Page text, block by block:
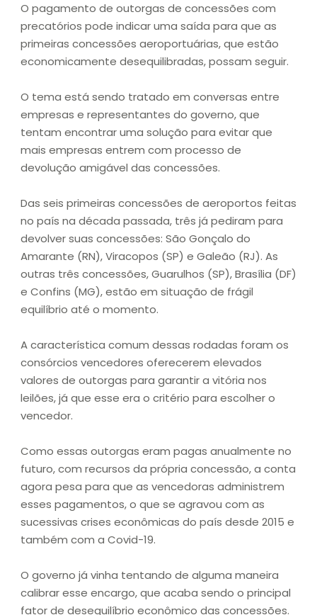
O pagamento de outorgas de concessões com
precatórios pode indicar uma saída para que as
primeiras concessões aeroportuárias, que estão
economicamente desequilibradas, possam seguir.
O tema está sendo tratado em conversas entre
empresas e representantes do governo, que
tentam encontrar uma solução para evitar que
mais empresas entrem com processo de
devolução amigável das concessões.
Das seis primeiras concessões de aeroportos feitas
no país na década passada, três já pediram para
devolver suas concessões: São Gonçalo do
Amarante (RN), Viracopos (SP) e Galeão (RJ). As
outras três concessões, Guarulhos (SP), Brasília (DF)
e Confins (MG), estão em situação de frágil
equilíbrio até o momento.
A característica comum dessas rodadas foram os
consórcios vencedores oferecerem elevados
valores de outorgas para garantir a vitória nos
leilões, já que esse era o critério para escolher o
vencedor.
Como essas outorgas eram pagas anualmente no
futuro, com recursos da própria concessão, a conta
agora pesa para que as vencedoras administrem
esses pagamentos, o que se agravou com as
sucessivas crises econômicas do país desde 2015 e
também com a Covid-19.
O governo já vinha tentando de alguma maneira
calibrar esse encargo, que acaba sendo o principal
fator de desequilíbrio econômico das concessões.